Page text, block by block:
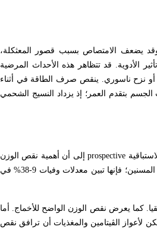
وقد يضعف الامتصاص بسبب قصور المعثكلة،
تأثير الأدوية. قد تتظاهر هذه الأحداث المرضية
أو نزح ناسوري. ينقص صرف الطاقة في أثناء
60 سنة، ينقص وزن الجسم بمعدل 0.5% سنوياً. كما يتأثر تركيب الجسم بتقدم العمر؛ إذ يزداد النسيج الشحمي
prospectiveإلى أن أهمية نقص الوزن
لنقص الوزن المهم عند المسنين؛ فإنها تبين معدلات وفيات 9-38% في
كما يعرض نقص الوزن الواضح للأخماج. أما
جراحية أعلى. كما يمكن لأعواز الڤيتامين والمغذيات أن ترافق نقص